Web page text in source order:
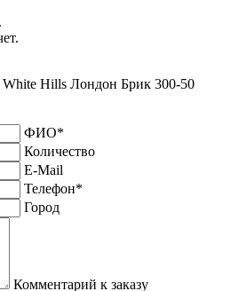
Hills Лондон Брик 300-50
ФИО*
Количество
E-Mail
Телефон*
Город
Комментарий к заказу